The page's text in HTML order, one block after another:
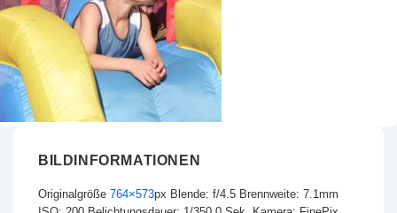
BILDINFORMATIONEN
Originalgröße 764×573px Blende: f/4.5 Brennweite: 7.1mm